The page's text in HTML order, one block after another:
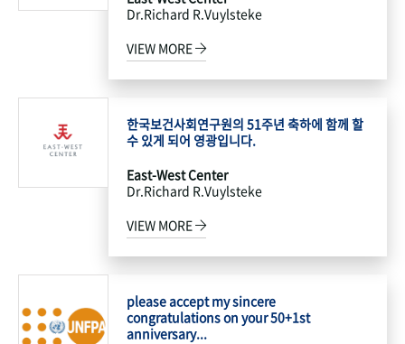
Dr.Richard R.Vuylsteke
VIEW MORE
한국보건사회연구원의 51주년 축하에 함께 할
수 있게 되어 영광입니다.
East-West Center
Dr.Richard R.Vuylsteke
VIEW MORE
please accept my sincere
congratulations on your 50+1st
anniversary...